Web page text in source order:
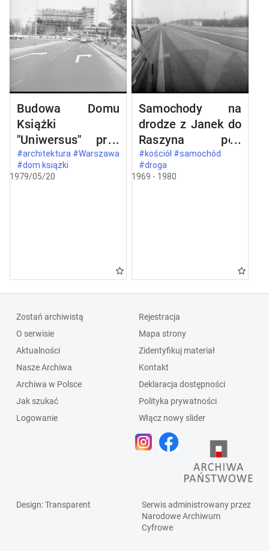
Budowa Domu
Książki
"Uniwersus" przy
ul. Belwederskiej
20/22 w
#architektura #Warszawa
#dom książki
1979/05/20
Samochody na
drodze z Janek do
Raszyna pod
Warszawą
#kościół #samochód
#droga
1969 - 1980
Zostań archiwistą
O serwisie
Aktualności
Nasze Archiwa
Archiwa w Polsce
Jak szukać
Logowanie
Rejestracja
Mapa strony
Zidentyfikuj materiał
Kontakt
Deklaracja dostępności
Polityka prywatności
Włącz nowy slider
Design: Transparent
Serwis administrowany przez
Narodowe Archiwum
Cyfrowe